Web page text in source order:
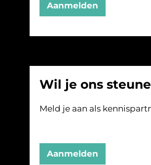
Aanmelden
Wil je ons
Meld je aan als
Aanmelden